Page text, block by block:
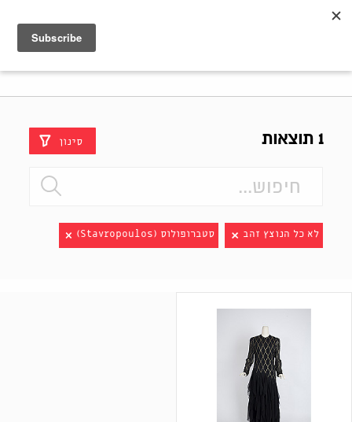
1 תוצאות סינון
לא כל הנוצץ זהב סטברופולוס (Stavropoulos)